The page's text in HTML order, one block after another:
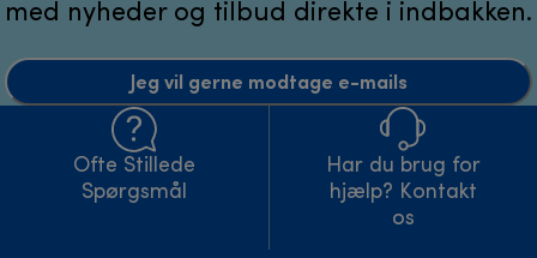
med nyheder og tilbud direkte i indbakken.
Jeg vil gerne modtage e-mails
Ofte Stillede
Spørgsmål
Har du brug for
hjælp? Kontakt
os